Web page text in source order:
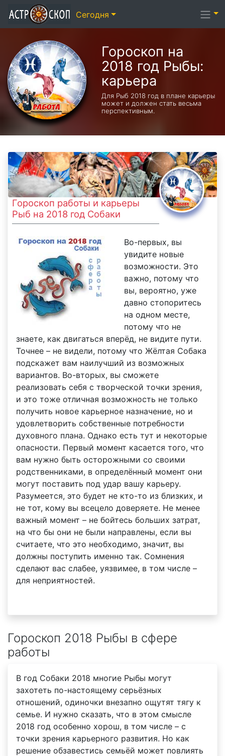
Гороскоп на
2018 год Рыбы:
карьера
Для Рыб 2018 год в плане карьеры
может и должен стать весьма
перспективным.
Гороскоп работы и карьеры
Рыб на 2018 год Собаки
Во-первых, вы
увидите новые
возможности. Это
важно, потому что
вы, вероятно, уже
давно стопоритесь
на одном месте,
потому что не
знаете, как двигаться вперёд, не видите пути.
Точнее – не видели, потому что Жёлтая Собака
подскажет вам наилучший из возможных
вариантов. Во-вторых, вы сможете
реализовать себя с творческой точки зрения,
и это тоже отличная возможность не только
получить новое карьерное назначение, но и
удовлетворить собственные потребности
духовного плана. Однако есть тут и некоторые
опасности. Первый момент касается того, что
вам нужно быть осторожными со своими
родственниками, в определённый момент они
могут поставить под удар вашу карьеру.
Разумеется, это будет не кто-то из близких, и
не тот, кому вы всецело доверяете. Не менее
важный момент – не бойтесь больших затрат,
на что бы они не были направлены, если вы
считаете, что это необходимо, значит, вы
должны поступить именно так. Сомнения
сделают вас слабее, уязвимее, в том числе –
для неприятностей.
Гороскоп 2018 Рыбы в сфере
работы
В год Собаки 2018 многие Рыбы могут
захотеть по-настоящему серьёзных
отношений, одиночки внезапно ощутят тягу к
семье. И нужно сказать, что в этом смысле
2018 год особенно хорош, в том числе – с
точки зрения карьерного развития. Но как
решение обзавестись семьёй может повлиять
Сегодня